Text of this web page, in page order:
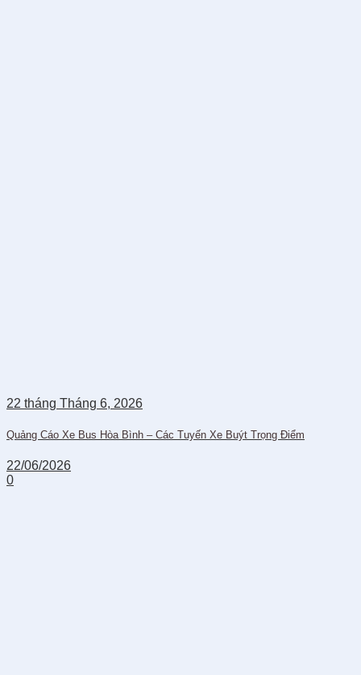
22 tháng Tháng 6, 2026
Quảng Cáo Xe Bus Hòa Bình – Các Tuyến Xe Buýt Trọng Điểm
22/06/2026
0